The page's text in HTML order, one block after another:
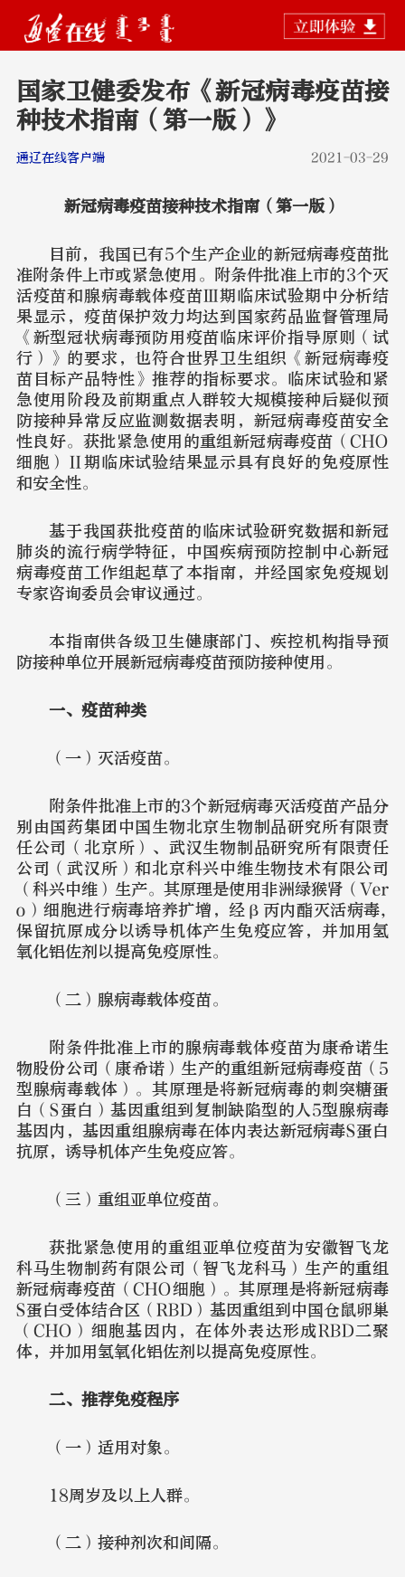
国家卫健委发布《新冠病毒疫苗接
种技术指南（第一版）》
通辽在线客户端 2021-03-29
新冠病毒疫苗接种技术指南（第一版）
目前，我国已有5个生产企业的新冠病毒疫苗批
准附条件上市或紧急使用。附条件批准上市的3个灭
活疫苗和腺病毒载体疫苗Ⅲ期临床试验期中分析结
果显示，疫苗保护效力均达到国家药品监督管理局
《新型冠状病毒预防用疫苗临床评价指导原则（试
行）》的要求，也符合世界卫生组织《新冠病毒疫
苗目标产品特性》推荐的指标要求。临床试验和紧
急使用阶段及前期重点人群较大规模接种后疑似预
防接种异常反应监测数据表明，新冠病毒疫苗安全
性良好。获批紧急使用的重组新冠病毒疫苗（CHO
细胞）Ⅱ期临床试验结果显示具有良好的免疫原性
和安全性。
基于我国获批疫苗的临床试验研究数据和新冠
肺炎的流行病学特征，中国疾病预防控制中心新冠
病毒疫苗工作组起草了本指南，并经国家免疫规划
专家咨询委员会审议通过。
本指南供各级卫生健康部门、疾控机构指导预
防接种单位开展新冠病毒疫苗预防接种使用。
一、疫苗种类
（一）灭活疫苗。
附条件批准上市的3个新冠病毒灭活疫苗产品分
别由国药集团中国生物北京生物制品研究所有限责
任公司（北京所）、武汉生物制品研究所有限责任
公司（武汉所）和北京科兴中维生物技术有限公司
（科兴中维）生产。其原理是使用非洲绿猴肾（Ver
o）细胞进行病毒培养扩增，经β丙内酯灭活病毒,
保留抗原成分以诱导机体产生免疫应答，并加用氢
氧化铝佐剂以提高免疫原性。
（二）腺病毒载体疫苗。
附条件批准上市的腺病毒载体疫苗为康希诺生
物股份公司（康希诺）生产的重组新冠病毒疫苗（5
型腺病毒载体）。其原理是将新冠病毒的刺突糖蛋
白（S蛋白）基因重组到复制缺陷型的人5型腺病毒
基因内，基因重组腺病毒在体内表达新冠病毒S蛋白
抗原，诱导机体产生免疫应答。
（三）重组亚单位疫苗。
获批紧急使用的重组亚单位疫苗为安徽智飞龙
科马生物制药有限公司（智飞龙科马）生产的重组
新冠病毒疫苗（CHO细胞）。其原理是将新冠病毒
S蛋白受体结合区（RBD）基因重组到中国仓鼠卵巢
（CHO）细胞基因内，在体外表达形成RBD二聚
体，并加用氢氧化铝佐剂以提高免疫原性。
二、推荐免疫程序
（一）适用对象。
18周岁及以上人群。
（二）接种剂次和间隔。